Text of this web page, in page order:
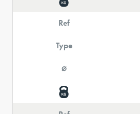
Ref
Type
⌀